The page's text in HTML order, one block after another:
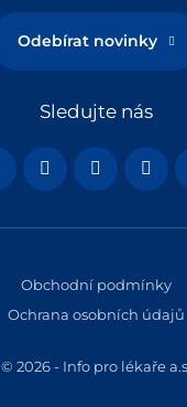
Odebírat novinky
Sledujte nás
© 2026 - Info pro lékaře
Obchodní podmínky
Ochrana osobních údajů